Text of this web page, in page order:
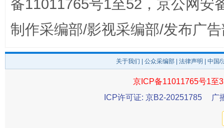
受贿1.44亿！段成刚被判无期 从幼
备11011765号1至52，京公网安
制作采编部/影视采编部/发布广
关于我们 公众采编部 法律声明 | 中国
京ICP备11011765号1至
ICP许可证: 京B2-20251785
广